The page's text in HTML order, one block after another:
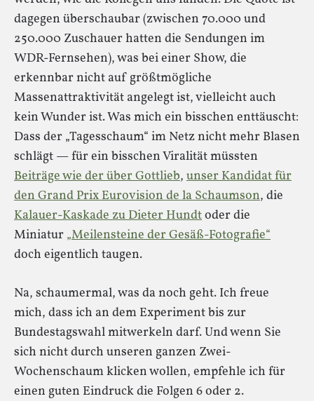
dagegen überschaubar (zwischen 70.000 und
250.000 Zuschauer hatten die Sendungen im
WDR-Fernsehen), was bei einer Show, die
erkennbar nicht auf größtmögliche
Massenattraktivität angelegt ist, vielleicht auch
kein Wunder ist. Was mich ein bisschen enttäuscht:
Dass der „Tagesschaum“ im Netz nicht mehr Blasen
schlägt — für ein bisschen Viralität müssten
Beiträge wie der über Gottlieb, unser Kandidat für
den Grand Prix Eurovision de la Schaumson, die
Kalauer-Kaskade zu Dieter Hundtoder die
Miniatur „Meilensteine der Gesäß-Fotografie“
doch eigentlich taugen.
Na, schaumermal, was da noch geht. Ich freue
mich, dass ich an dem Experiment bis zur
Bundestagswahl mitwerkeln darf. Und wenn Sie
sich nicht durch unseren ganzen Zwei-
Wochenschaum klicken wollen, empfehle ich für
einen guten Eindruck die Folgen 6 oder 2.